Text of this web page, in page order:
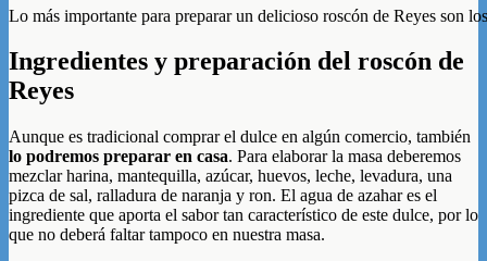
Lo más importante para preparar un delicioso roscón de Reyes son
Ingredientes y preparación del roscón de
Reyes
Aunque es tradicional comprar el dulce en algún comercio, también
lo podremos preparar en casa. Para elaborar la masa deberemos
mezclar harina, mantequilla, azúcar, huevos, leche, levadura, una
pizca de sal, ralladura de naranja y ron. El agua de azahar es el
ingrediente que aporta el sabor tan característico de este dulce, por lo
que no deberá faltar tampoco en nuestra masa.